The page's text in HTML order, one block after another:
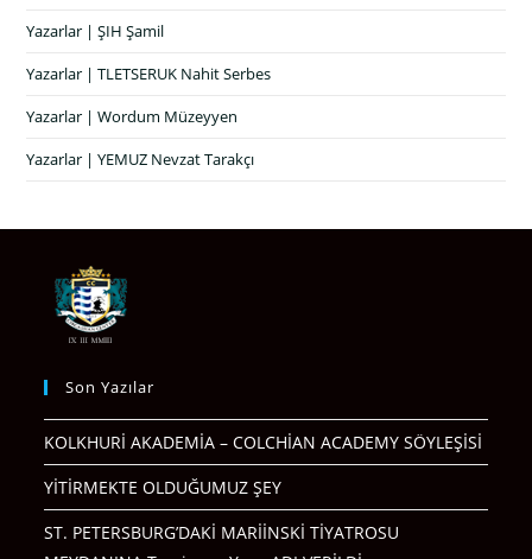
Yazarlar | ŞIH Şamil
Yazarlar | TLETSERUK Nahit Serbes
Yazarlar | Wordum Müzeyyen
Yazarlar | YEMUZ Nevzat Tarakçı
Son Yazılar
KOLKHURİ AKADEMİA – COLCHİAN ACADEMY SÖYLEŞİSİ
YİTİRMEKTE OLDUĞUMUZ ŞEY
ST. PETERSBURG’DAKİ MARİİNSKİ TİYATROSU